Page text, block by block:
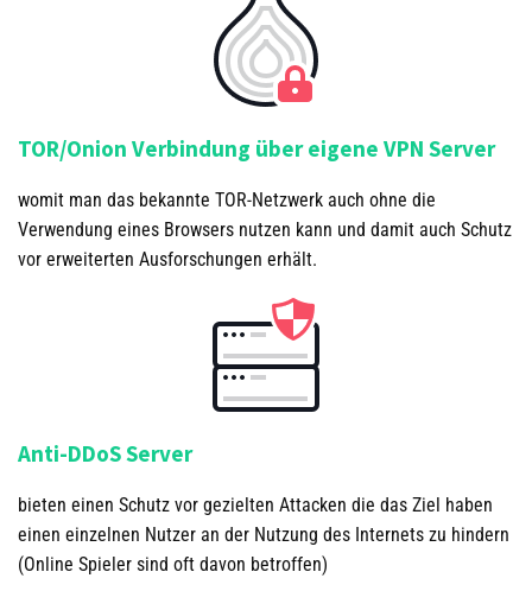
TOR/Onion Verbindung über eigene VPN Server
womit man das bekannte TOR-Netzwerk auch ohne die
Verwendung eines Browsers nutzen kann und damit auch Schutz
vor erweiterten Ausforschungen erhält.
Anti-DDoS Server
bieten einen Schutz vor gezielten Attacken die das Ziel haben
einen einzelnen Nutzer an der Nutzung des Internets zu hindern
(Online Spieler sind oft davon betroffen)